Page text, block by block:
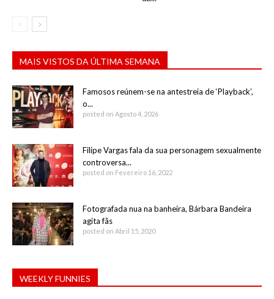
MAIS VISTOS DA ÚLTIMA SEMANA
Famosos reúnem-se na antestreia de ‘Playback’,
o...
posted on Agosto 4, 2026
Filipe Vargas fala da sua personagem sexualmente
controversa...
posted on Fevereiro 16, 2022
Fotografada nua na banheira, Bárbara Bandeira
agita fãs
posted on Abril 15, 2020
WEEKLY FUNNIES